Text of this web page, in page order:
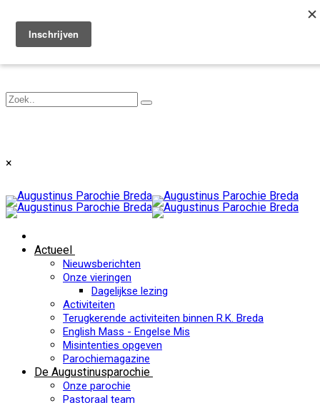
Toggle navigation
×
Actueel
Nieuwsberichten
Onze vieringen
Dagelijkse lezing
Activiteiten
Terugkerende activiteiten binnen R.K. Breda
English Mass - Engelse Mis
Misintenties opgeven
Parochiemagazine
De Augustinusparochie
Onze parochie
Pastoraal team